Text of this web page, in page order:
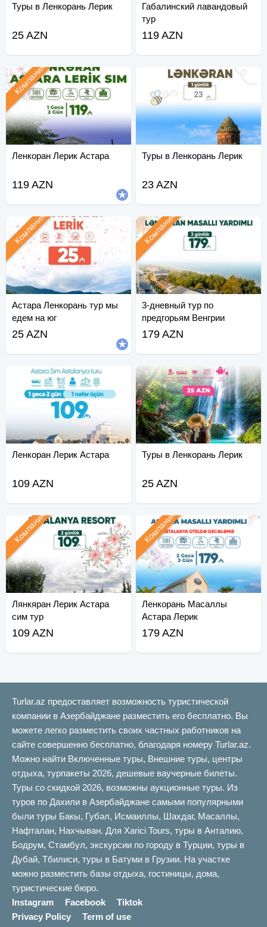
Туры в Ленкорань Лерик
25 AZN
Габалинский лавандовый
тур
119 AZN
Ленкоран Лерик Астара
Компания
119 AZN
Туры в Ленкорань Лерик
23 AZN
Астара Ленкорань тур мы
едем на юг
Компания
25 AZN
3-дневный тур по
предгорьям Венгрии
Компания
179 AZN
Ленкоран Лерик Астара
109 AZN
Туры в Ленкорань Лерик
25 AZN
Лянкяран Лерик Астара
сим тур
Компания
109 AZN
Ленкорань Масаллы
Астара Лерик
Компания
179 AZN
Turlar.az предоставляет возможность туристической
компании в Азербайджане разместить его бесплатно. Вы
можете легко разместить своих частных работников на
сайте совершенно бесплатно, благодаря номеру Turlar.az.
Можно найти Включенные туры, Внешние туры, центры
отдыха, турпакеты 2026, дешевые ваучерные билеты.
Туры со скидкой 2026, возможны аукционные туры. Из
туров по Дахили в Азербайджане самыми популярными
были туры Бакы, Губəл, Исмаиллы, Шахдаг, Масаллы,
Нафталан, Нахчыван. Для Xarici Tours, туры в Анталию,
Бодрум, Стамбул, экскурсии по городу в Турции, туры в
Дубай, Тбилиси, туры в Батуми в Грузии. На участке
можно разместить базы отдыха, гостиницы, дома,
туристические бюро.
Instagram
Facebook
Tiktok
Privacy Policy
Term of use